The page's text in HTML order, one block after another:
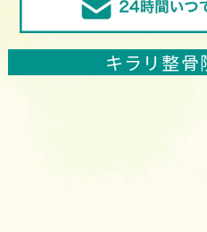
キラリ整